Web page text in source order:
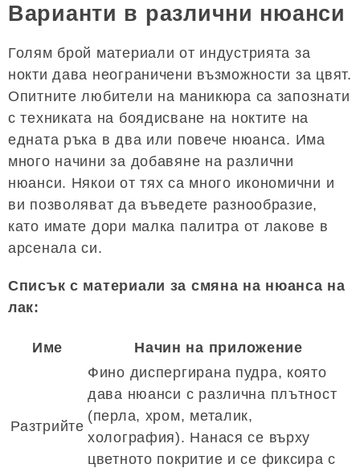
Варианти в различни нюанси
Голям брой материали от индустрията за
нокти дава неограничени възможности за цвят.
Опитните любители на маникюра са запознати
с техниката на боядисване на ноктите на
едната ръка в два или повече нюанса. Има
много начини за добавяне на различни
нюанси. Някои от тях са много икономични и
ви позволяват да въведете разнообразие,
като имате дори малка палитра от лакове в
арсенала си.
Списък с материали за смяна на нюанса на
лак:
Име Начин на приложение
Разтрийте
Фино диспергирана пудра, която
дава нюанси с различна плътност
(перла, хром, металик,
холография). Нанася се върху
цветното покритие и се фиксира с